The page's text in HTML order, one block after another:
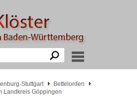
Stuttgart
Bettelorden
Landkreis Göppingen